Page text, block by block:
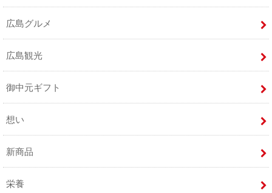
広島グルメ
広島観光
御中元ギフト
想い
新商品
栄養